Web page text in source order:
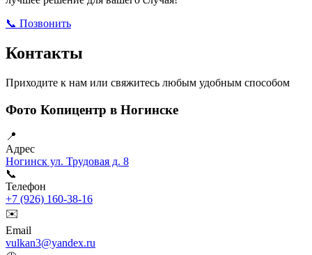
📞 Позвонить
Контакты
Приходите к нам или свяжитесь любым удобным способом
Фото Копицентр в Ногинске
📍
Адрес
Ногинск ул. Трудовая д. 8
📞
Телефон
+7 (926) 160-38-16
✉️
Email
vulkan3@yandex.ru